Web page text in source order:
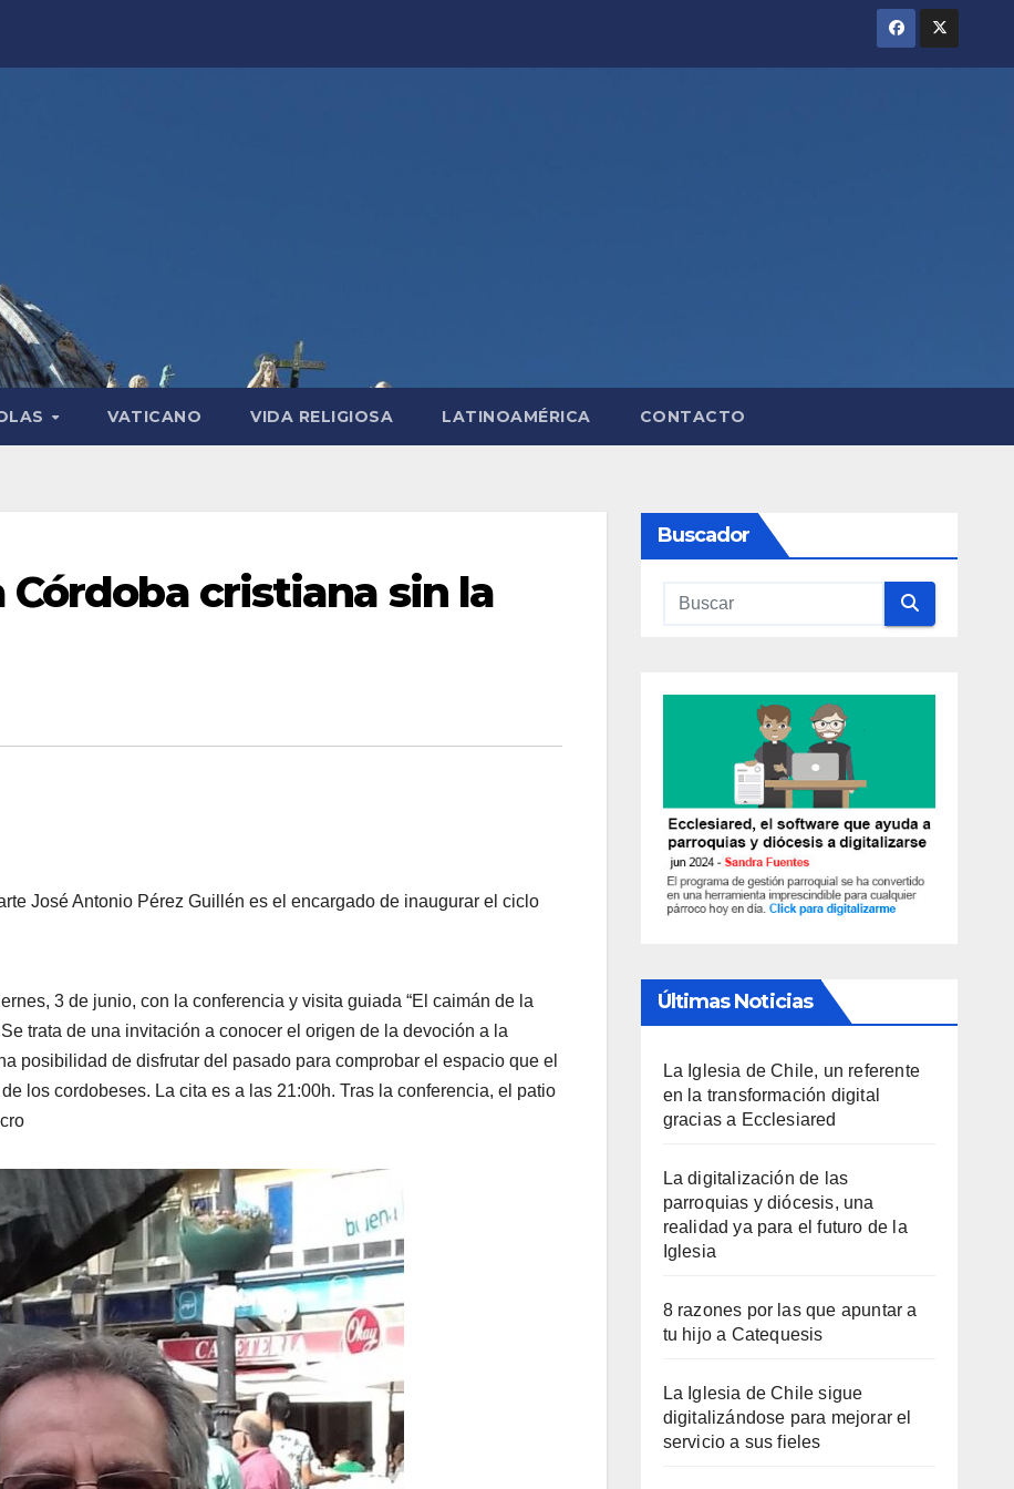
VATICANO VIDA RELIGIOSA LATINOAMÉRICA CONTACTO
cristiana sin la
José Antonio Pérez Guillén es el encargado de inaugurar el ciclo
3 de junio, con la conferencia y visita guiada “El caimán de la
trata de una invitación a conocer el origen de la devoción a la
posibilidad de disfrutar del pasado para comprobar el espacio que el
los cordobeses. La cita es a las 21:00h. Tras la conferencia, el patio
Buscador
Últimas Noticias
La Iglesia de Chile, un referente
en la transformación digital
gracias a Ecclesiared
La digitalización de las
parroquias y diócesis, una
realidad ya para el futuro de la
Iglesia
8 razones por las que apuntar a
tu hijo a Catequesis
La Iglesia de Chile sigue
digitalizándose para mejorar el
servicio a sus fieles